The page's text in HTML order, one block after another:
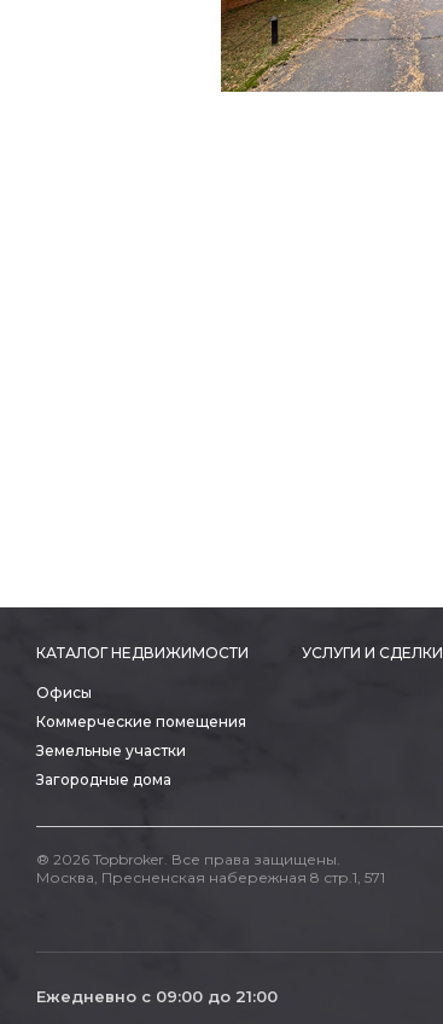
КАТАЛОГ НЕДВИЖИМОСТИ
Офисы
Коммерческие помещения
Земельные участки
Загородные дома
УСЛУГИ И СДЕЛКИ
® 2026 Topbroker. Все права защищены.
Москва, Пресненская набережная 8 стр.1, 571
Ежедневно с 09:00 до 21:00